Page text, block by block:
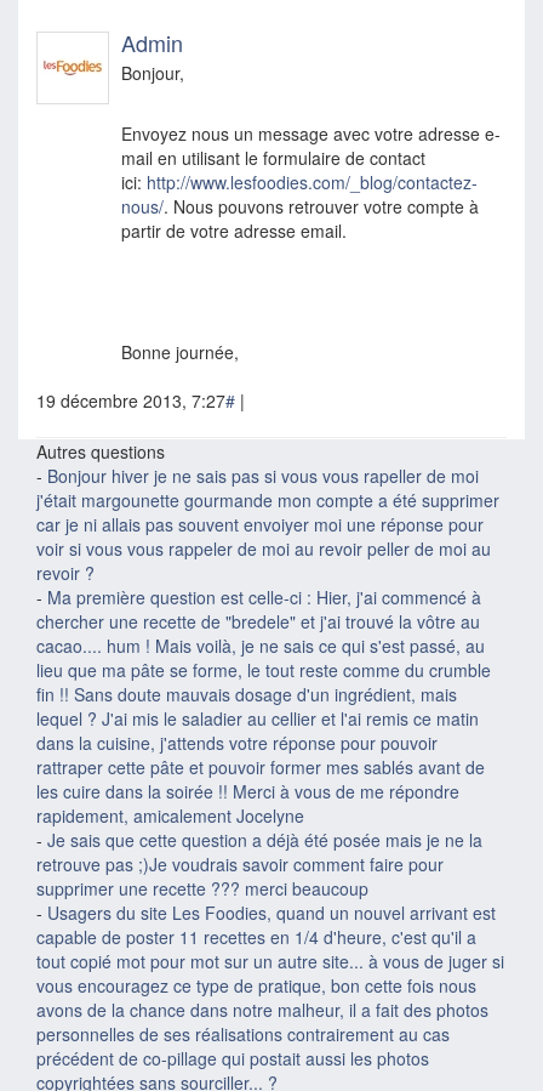
Admin
Bonjour,
Envoyez nous un message avec votre adresse e-
mail en utilisant le formulaire de contact
ici: http://www.lesfoodies.com/_blog/contactez-
nous/. Nous pouvons retrouver votre compte à
partir de votre adresse email.
Bonne journée,
19 décembre 2013, 7:27# |
Autres questions
- Bonjour hiver je ne sais pas si vous vous rapeller de moi
j'était margounette gourmande mon compte a été supprimer
car je ni allais pas souvent envoiyer moi une réponse pour
voir si vous vous rappeler de moi au revoir peller de moi au
revoir ?
- Ma première question est celle-ci : Hier, j'ai commencé à
chercher une recette de "bredele" et j'ai trouvé la vôtre au
cacao.... hum ! Mais voilà, je ne sais ce qui s'est passé, au
lieu que ma pâte se forme, le tout reste comme du crumble
fin !! Sans doute mauvais dosage d'un ingrédient, mais
lequel ? J'ai mis le saladier au cellier et l'ai remis ce matin
dans la cuisine, j'attends votre réponse pour pouvoir
rattraper cette pâte et pouvoir former mes sablés avant de
les cuire dans la soirée !! Merci à vous de me répondre
rapidement, amicalement Jocelyne
- Je sais que cette question a déjà été posée mais je ne la
retrouve pas ;)Je voudrais savoir comment faire pour
supprimer une recette ??? merci beaucoup
- Usagers du site Les Foodies, quand un nouvel arrivant est
capable de poster 11 recettes en 1/4 d'heure, c'est qu'il a
tout copié mot pour mot sur un autre site... à vous de juger si
vous encouragez ce type de pratique, bon cette fois nous
avons de la chance dans notre malheur, il a fait des photos
personnelles de ses réalisations contrairement au cas
précédent de co-pillage qui postait aussi les photos
copyrightées sans sourciller... ?